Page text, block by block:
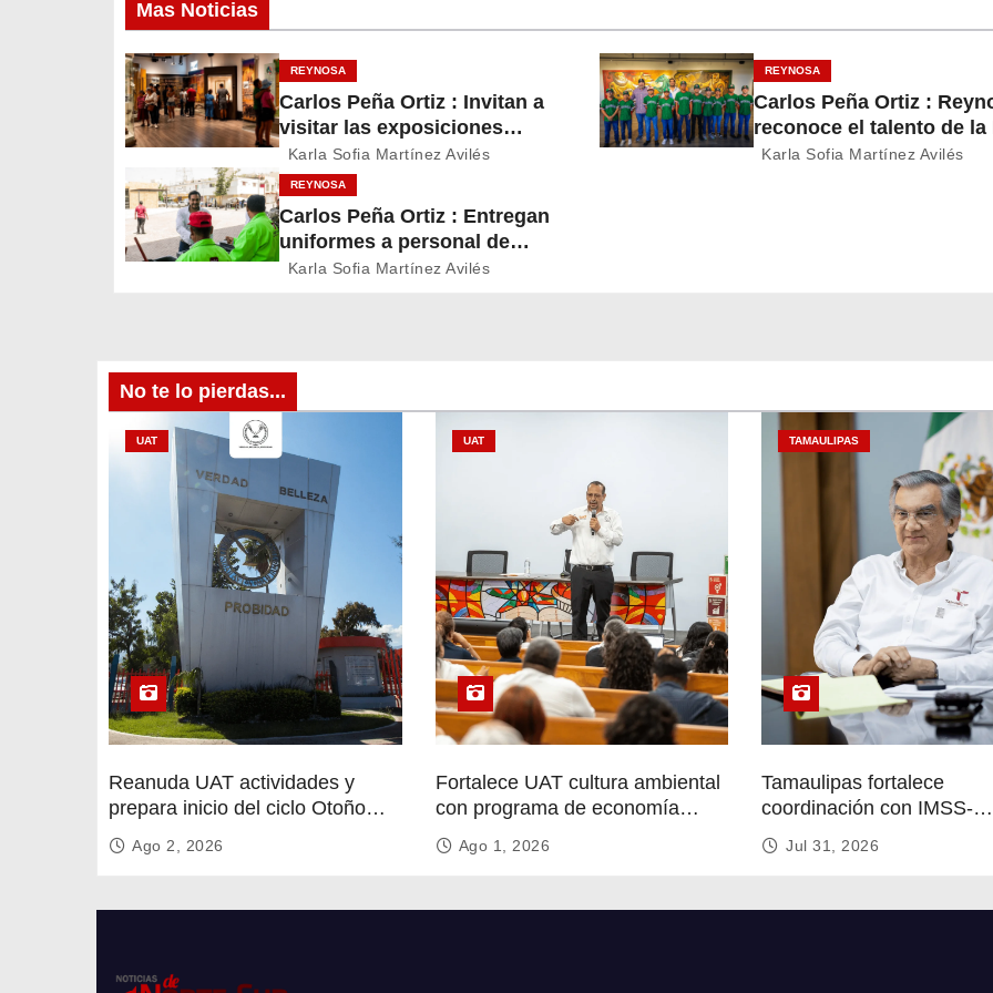
e
g
a
c
i
ó
e
e
r
a
d
a
Mas Noticias
REYNOSA
Carlos Peña Ortiz : Invitan a
visitar las exposiciones
temporales del Museo del
Ferrocarril Reynosa
Karla Sofia Martínez Avilés
REYNOSA
Carlos Peña Ortiz :
reconoce el talento de la
Treviño Kelly,
Karla Sofia Martínez Avilés
REYNOSA
Carlos Peña Ortiz : Entregan
uniformes a personal de
Servicios Públicos de
Karla Sofia Martínez Avilés
No te lo pierdas...
UAT
Reanuda UAT actividades y
prepara inicio del ciclo Otoño
2026
Ago 2, 2026
UAT
Fortalece UAT cultura ambiental
con programa de economía
circular
Ago 1, 2026
TAMAULIPAS
Tamaulipas fortalece
coordinación con IMSS-
Bienestar para mejorar
de salud
Jul 31, 2026